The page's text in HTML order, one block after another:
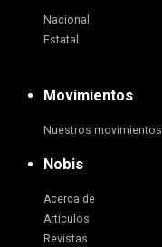
Nacional
Estatal
Movimientos
Nuestros movimientos
Nobis
Acerca de
Artículos
Revistas